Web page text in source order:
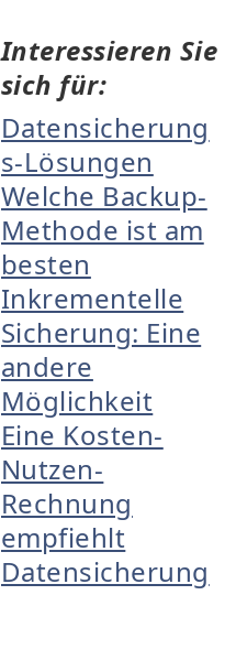
Interessieren Sie
sich für:
Datensicherung
s-Lösungen
Welche Backup-
Methode ist am
besten
Inkrementelle
Sicherung: Eine
andere
Möglichkeit
Eine Kosten-
Nutzen-
Rechnung
empfiehlt
Datensicherung